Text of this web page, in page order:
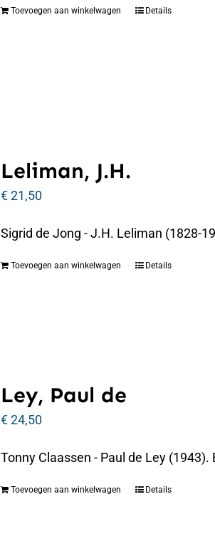
Toevoegen aan winkelwagen Details
Leliman, J.H.
€21,50
Sigrid de Jong - J.H. Leliman (1828-
Toevoegen aan winkelwagen Details
Ley, Paul de
€24,50
Tonny Claassen - Paul de Ley
Toevoegen aan winkelwagen Details